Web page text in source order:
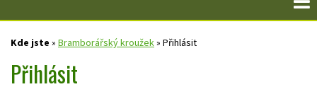
Kde jste » Bramborářský kroužek» Přihlásit
Přihlásit